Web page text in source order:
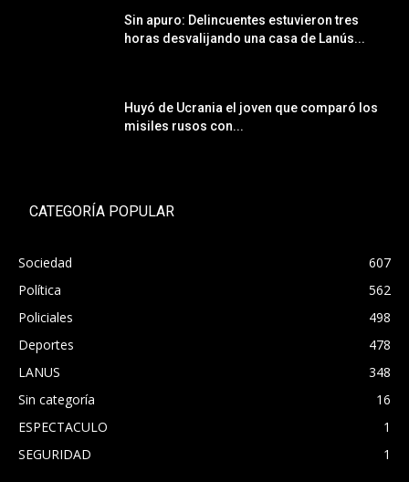
Sin apuro: Delincuentes estuvieron tres
horas desvalijando una casa de Lanús...
Huyó de Ucrania el joven que comparó los
misiles rusos con...
CATEGORÍA POPULAR
Sociedad
607
Política
562
Policiales
498
Deportes
478
LANUS
348
Sin categoría
16
ESPECTACULO
1
SEGURIDAD
1